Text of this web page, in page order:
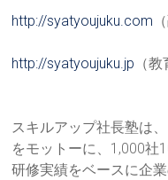
http://syatyoujuku.com
http://syatyoujuku.jp （
スキルアップ社長塾は
をモットーに、1,000社
研修実績をベースに企